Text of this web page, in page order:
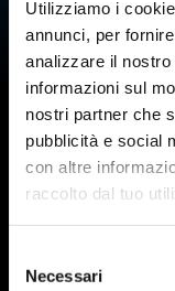
Utilizziamo i
annunci, per
analizzare il
informazioni sul
nostri partner che
pubblicità e social
con altre
raccolto dal tuo
delNecessari
TITOLAZIONE
Iscriviti alla
Presto il consenso